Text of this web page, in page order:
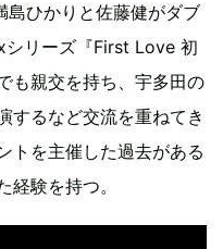
島ひかりと佐藤健がダブ
リーズ『First Love 初
も親交を持ち、宇多田の
するなど交流を重ねてき
トを主催した過去がある
験を持つ。